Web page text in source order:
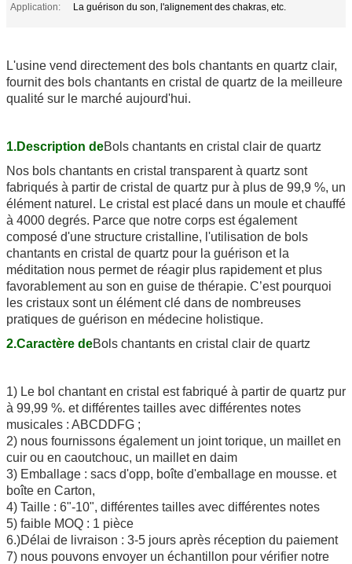
Application: La guérison du son, l'alignement des chakras, etc.
L'usine vend directement des bols chantants en quartz clair,
fournit des bols chantants en cristal de quartz de la meilleure
qualité sur le marché aujourd'hui.
1.Description deBols chantants en cristal clair de quartz
Nos bols chantants en cristal transparent à quartz sont
fabriqués à partir de cristal de quartz pur à plus de 99,9 %, un
élément naturel. Le cristal est placé dans un moule et chauffé
à 4000 degrés. Parce que notre corps est également
composé d'une structure cristalline, l'utilisation de bols
chantants en cristal de quartz pour la guérison et la
méditation nous permet de réagir plus rapidement et plus
favorablement au son en guise de thérapie. C’est pourquoi
les cristaux sont un élément clé dans de nombreuses
pratiques de guérison en médecine holistique.
2.Caractère deBols chantants en cristal clair de quartz
1) Le bol chantant en cristal est fabriqué à partir de quartz pur
à 99,99 %. et différentes tailles avec différentes notes
musicales : ABCDDFG ;
2) nous fournissons également un joint torique, un maillet en
cuir ou en caoutchouc, un maillet en daim
3) Emballage : sacs d'opp, boîte d'emballage en mousse. et
boîte en Carton,
4) Taille : 6"-10", différentes tailles avec différentes notes
5) faible MOQ : 1 pièce
6.)Délai de livraison : 3-5 jours après réception du paiement
7) nous pouvons envoyer un échantillon pour vérifier notre